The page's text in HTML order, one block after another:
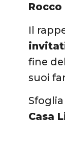
Il
fine
suoi
Casa